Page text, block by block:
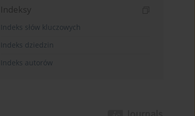
Indeksy
Indeks słów kluczowych
Indeks dziedzin
Indeks autorów